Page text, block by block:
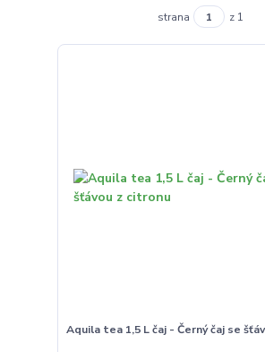
strana z 1
Aquila tea 1,5 L čaj - Černý čaj se